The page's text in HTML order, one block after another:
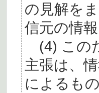
の見解を
信元の情
(4) この
主張は、
によるも